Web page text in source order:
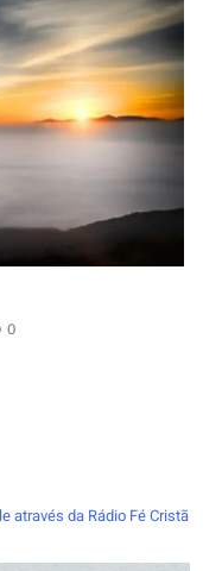
0
através da Rádio Fé Cristã